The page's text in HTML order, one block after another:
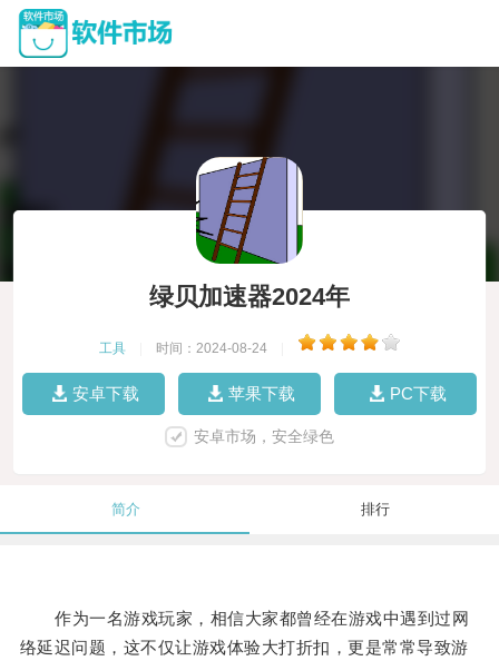
绿贝加速器2024年
工具 时间：2024-08-24
安卓下载 苹果下载 PC下载
安卓市场，安全绿色
简介 排行
作为一名游戏玩家，相信大家都曾经在游戏中遇到过网
络延迟问题，这不仅让游戏体验大打折扣，更是常常导致游